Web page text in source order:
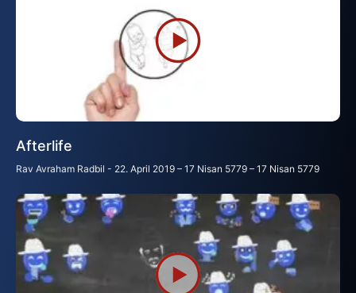
Afterlife
Rav Avraham Radbil 22. April 2019 – 17 Nisan 5779 – 17 Nisan 5779